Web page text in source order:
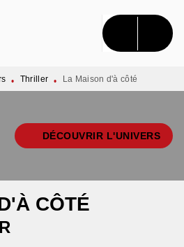
CONTENU
• Thriller • La Maison d'à côté
DÉCOUVRIR L'UNIVERS
CÔTÉ